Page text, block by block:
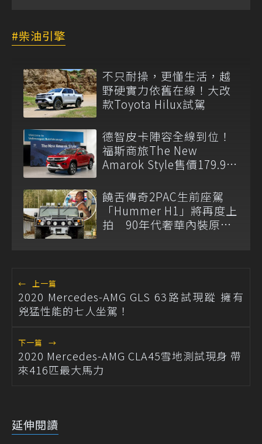
柴油引擎
不只耐操，更懂生活，越
野硬實力依舊在線！大改
款Toyota Hilux試駕
德智皮卡陣容全線到位！
福斯商旅The New
Amarok Style售價179.9萬
饒舌傳奇2PAC生前座駕
「Hummer H1」將再度上
拍 90年代奢華內裝原汁
← 上一篇
2020 Mercedes-AMG GLS 63路試現蹤 擁有
兇猛性能的七人坐駕！
下一篇 →
2020 Mercedes-AMG CLA45雪地測試現身 帶
來416匹最大馬力
延伸閱讀